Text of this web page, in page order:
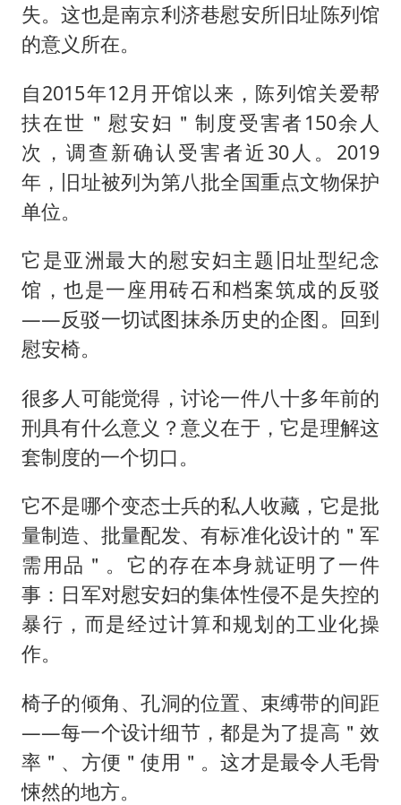
失。这也是南京利济巷慰安所旧址陈列馆
的意义所在。
自2015年12月开馆以来，陈列馆关爱帮
扶在世＂慰安妇＂制度受害者150余人
次，调查新确认受害者近30人。2019
年，旧址被列为第八批全国重点文物保护
单位。
它是亚洲最大的慰安妇主题旧址型纪念
馆，也是一座用砖石和档案筑成的反驳
——反驳一切试图抹杀历史的企图。回到
慰安椅。
很多人可能觉得，讨论一件八十多年前的
刑具有什么意义？意义在于，它是理解这
套制度的一个切口。
它不是哪个变态士兵的私人收藏，它是批
量制造、批量配发、有标准化设计的＂军
需用品＂。它的存在本身就证明了一件
事：日军对慰安妇的集体性侵不是失控的
暴行，而是经过计算和规划的工业化操
作。
椅子的倾角、孔洞的位置、束缚带的间距
——每一个设计细节，都是为了提高＂效
率＂、方便＂使用＂。这才是最令人毛骨
悚然的地方。